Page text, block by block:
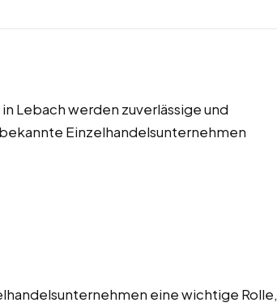
Lebach werden zuverlässige und
Einzelhandelsunternehmen
eine wichtige Rolle,